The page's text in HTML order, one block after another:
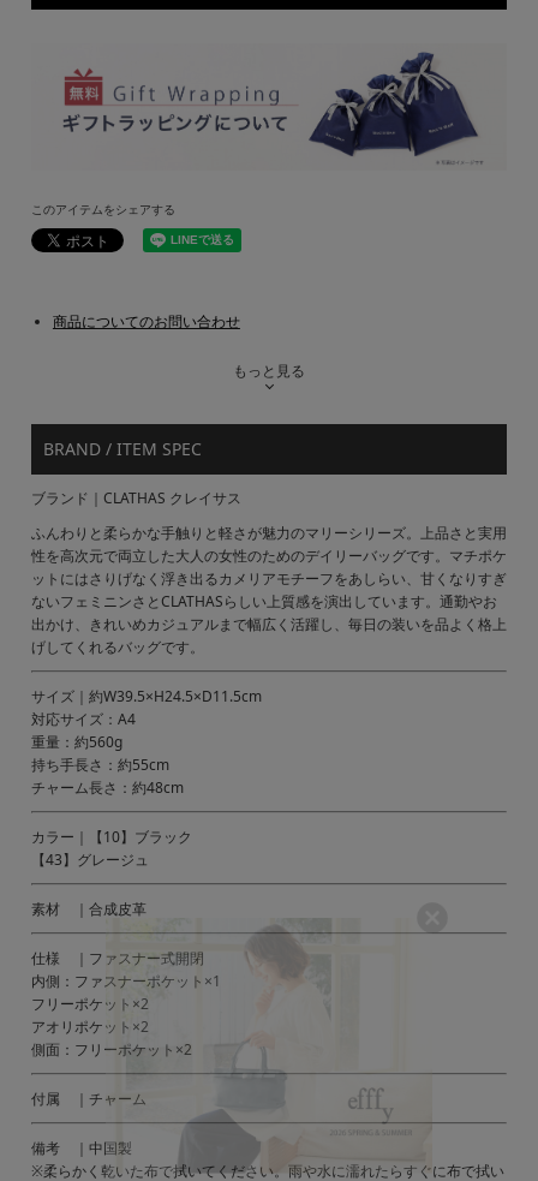
このアイテムをシェアする
商品についてのお問い合わせ
もっと見る
BRAND / ITEM SPEC
ブランド｜CLATHAS クレイサス
ふんわりと柔らかな手触りと軽さが魅力のマリーシリーズ。上品さと実用
性を高次元で両立した大人の女性のためのデイリーバッグです。マチポケ
ットにはさりげなく浮き出るカメリアモチーフをあしらい、甘くなりすぎ
ないフェミニンさとCLATHASらしい上質感を演出しています。通勤やお
出かけ、きれいめカジュアルまで幅広く活躍し、毎日の装いを品よく格上
げしてくれるバッグです。
サイズ｜約W39.5×H24.5×D11.5cm
対応サイズ：A4
重量：約560g
持ち手長さ：約55cm
チャーム長さ：約48cm
カラー｜【10】ブラック
【43】グレージュ
素材 ｜合成皮革
仕様 ｜ファスナー式開閉
内側：ファスナーポケット×1
フリーポケット×2
アオリポケット×2
側面：フリーポケット×2
付属 ｜チャーム
備考 ｜中国製
※柔らかく乾いた布で拭いてください。雨や水に濡れたらすぐに布で拭い